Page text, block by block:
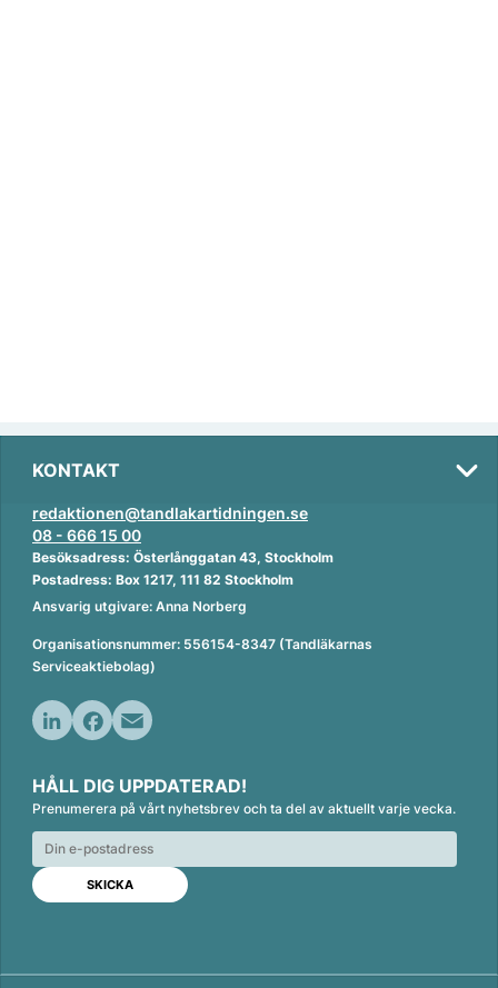
KONTAKT
redaktionen@tandlakartidningen.se
08 - 666 15 00
Besöksadress: Österlånggatan 43, Stockholm
Postadress: Box 1217, 111 82 Stockholm
Ansvarig utgivare: Anna Norberg
Organisationsnummer: 556154-8347 (Tandläkarnas
Serviceaktiebolag)
n
k
e
d
n
c
e
b
o
o
k
a
i
l
HÅLL DIG UPPDATERAD!
Prenumerera på vårt nyhetsbrev och ta del av aktuellt varje vecka.